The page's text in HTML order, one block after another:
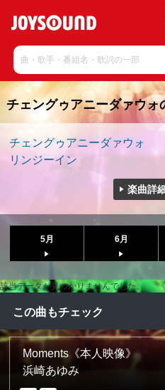
チェングゥアニーダァウォ
チェングゥアニーダァウォ
リンジーイン
楽曲詳
5月 6月
該当データが見つかりませんでした。
この曲もチェック
Moments《本人映像》
浜崎あゆみ